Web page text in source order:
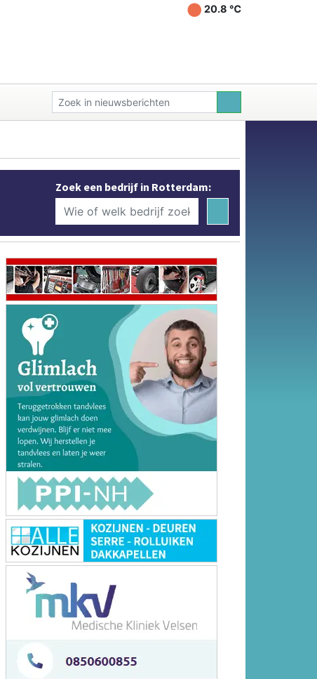
20.8 ℃
Zoek een bedrijf in Rotterdam: